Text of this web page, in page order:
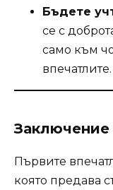
Бъдете
се с
само към
впечатлите.
Заключение
Първите
която предава